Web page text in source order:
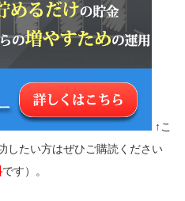
↑こ
したい方はぜひご購読ください
です）。